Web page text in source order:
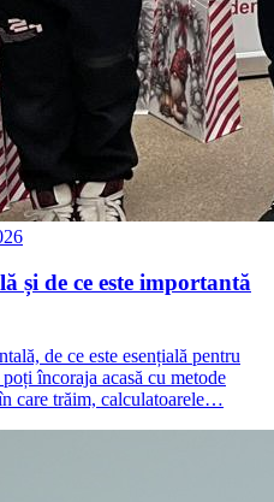
și de ce este importantă
de ce este esențială pentru
încoraja acasă cu metode
care trăim, calculatoarele…